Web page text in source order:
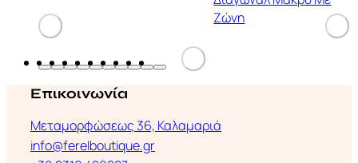
Επικοινωνία
Μεταμορφώσεως 36, Καλαμαριά
info@ferelboutique.gr